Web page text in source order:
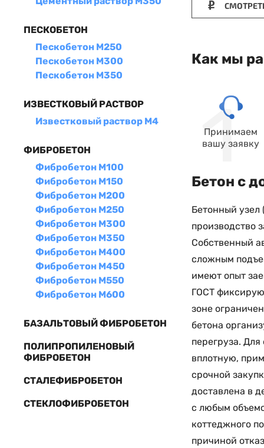
ПЕСКОБЕТОН
Пескобетон М250
Пескобетон М300
Пескобетон М350
ИЗВЕСТКОВЫЙ РАСТВОР
Известковый раствор М4
ФИБРОБЕТОН
Фибробетон М100
Фибробетон М150
Фибробетон М200
Фибробетон М250
Фибробетон М300
Фибробетон М350
Фибробетон М400
Фибробетон М450
Фибробетон М550
Фибробетон М600
БАЗАЛЬТОВЫЙ ФИБРОБЕТОН
ПОЛИПРОПИЛЕНОВЫЙ
ФИБРОБЕТОН
СТАЛЕФИБРОБЕТОН
СТЕКЛОФИБРОБЕТОН
Как мы
Принимаем
вашу заявку
Бетон с
Бетонный узел
производство
Собственный
сложным
имеют опыт
ГОСТ
зоне
бетона
перегруза.
вплотную,
срочной
доставлена в
с любым
коттеджного
причиной